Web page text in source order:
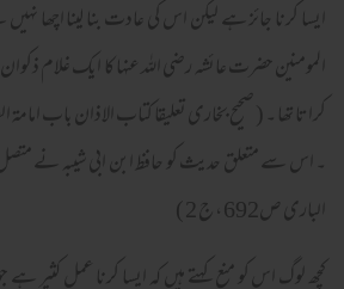
ایسا کرنا جائز ہے لیکن اس کی عادت بنا لینا اچھا
المومنین حضرت عائشہ رضی اللہ عنہا کا ایک غلام
۔ اس سے متعلق حدیث کو حافظ ابن ابی شیبہ نے
الباری ص692 ، ج 2 )
کچھ لوگ اس کو منع کہتے ہیں کہ ایسا کرنا عمل کثیر